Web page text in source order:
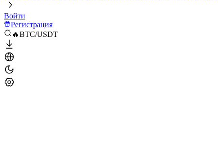
Войти
Регистрация
🔥BTC/USDT